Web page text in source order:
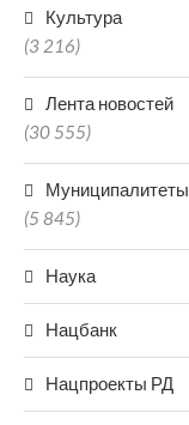
Культура
(3 216)
Лента новостей
(30 555)
Муниципалитеты
(5 845)
Наука
Нацбанк
Нацпроекты РД